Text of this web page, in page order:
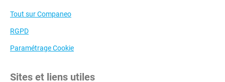
Tout sur Companeo
RGPD
Paramétrage Cookie
Sites et liens utiles